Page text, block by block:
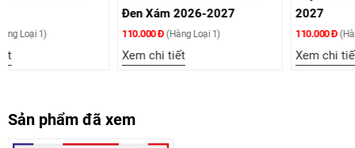
Đen Xám 2026-2027
110.000 Đ (Hàng Loại 1)
2027
110.000 Đ (Hàng Loại 1)
Sản phẩm đã xem